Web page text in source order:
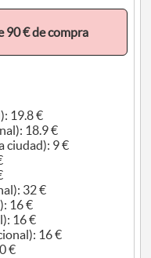
90 € de compra
19.8 €
18.9 €
ciudad): 9 €
32 €
16 €
16 €
16 €
€